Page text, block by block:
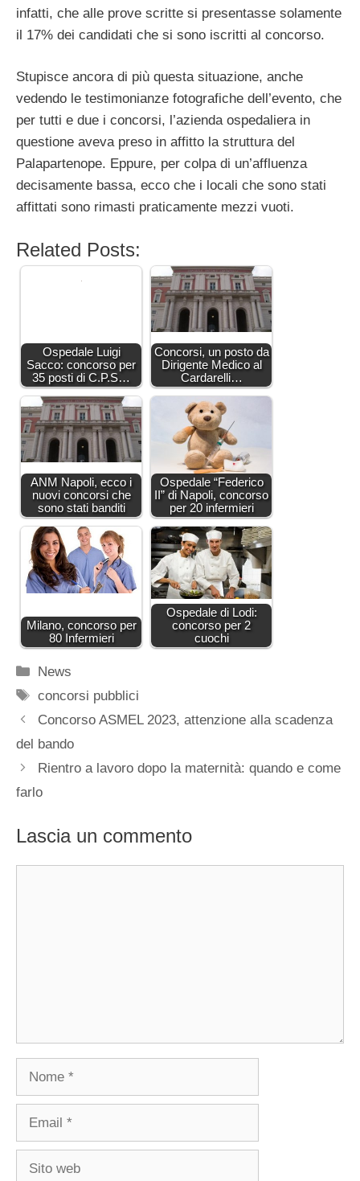
infatti, che alle prove scritte si presentasse solamente
il 17% dei candidati che si sono iscritti al concorso.
Stupisce ancora di più questa situazione, anche
vedendo le testimonianze fotografiche dell’evento, che
per tutti e due i concorsi, l’azienda ospedaliera in
questione aveva preso in affitto la struttura del
Palapartenope. Eppure, per colpa di un’affluenza
decisamente bassa, ecco che i locali che sono stati
affittati sono rimasti praticamente mezzi vuoti.
Related Posts:
Ospedale Luigi
Sacco: concorso per
35 posti di C.P.S…
Concorsi, un posto da
Dirigente Medico al
Cardarelli…
ANM Napoli, ecco i
nuovi concorsi che
sono stati banditi
Ospedale “Federico
II” di Napoli, concorso
per 20 infermieri
Milano, concorso per
80 Infermieri
Ospedale di Lodi:
concorso per 2
cuochi
Categorie
News
Tag
concorsi pubblici
Concorso ASMEL 2023, attenzione alla scadenza
del bando
Rientro a lavoro dopo la maternità: quando e come
farlo
Lascia un commento
Nome
Email
Sito